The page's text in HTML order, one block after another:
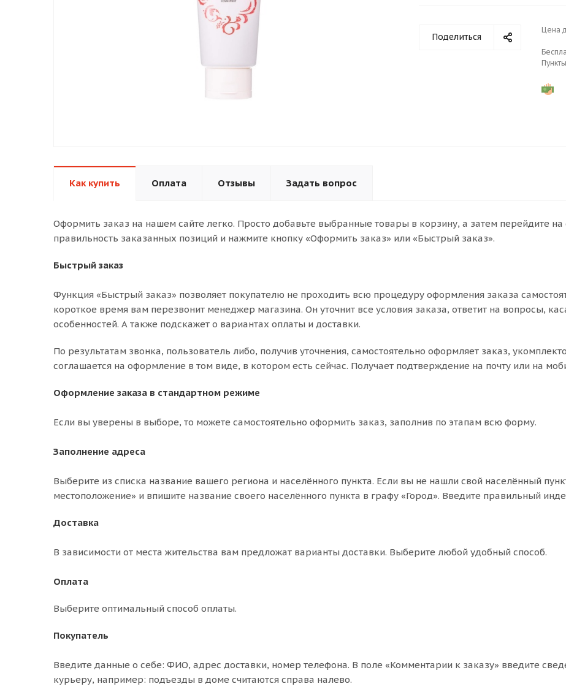
Поделиться
Цена
Как купить Оплата Отзывы Задать вопрос
Оформить заказ на нашем сайте легко. Просто добавьте выбранные товары в корзину, а затем перейдите на
правильность заказанных позиций и нажмите кнопку «Оформить заказ» или «Быстрый заказ».
Быстрый заказ
Функция «Быстрый заказ» позволяет покупателю не проходить всю процедуру оформления заказа
короткое время вам перезвонит менеджер магазина. Он уточнит все условия заказа, ответит на вопросы,
особенностей. А также подскажет о вариантах оплаты и доставки.
По результатам звонка, пользователь либо, получив уточнения, самостоятельно оформляет заказ,
соглашается на оформление в том виде, в котором есть сейчас. Получает подтверждение на почту или на
Оформление заказа в стандартном режиме
Если вы уверены в выборе, то можете самостоятельно оформить заказ, заполнив по этапам всю форму.
Заполнение адреса
Выберите из списка название вашего региона и населённого пункта. Если вы не нашли свой населённый
местоположение» и впишите название своего населённого пункта в графу «Город». Введите правильный
Доставка
В зависимости от места жительства вам предложат варианты доставки. Выберите любой удобный способ.
Оплата
Выберите оптимальный способ оплаты.
Покупатель
Введите данные о себе: ФИО, адрес доставки, номер телефона. В поле «Комментарии к заказу» введите
курьеру, например: подъезды в доме считаются справа налево.